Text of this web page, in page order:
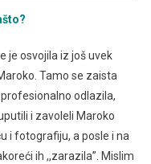
je osvojila iz još uvek
Tamo se zaista
odlazila,
i zavoleli Maroko
i fotografiju, a posle i na
ih ,,zarazila’’. Mislim